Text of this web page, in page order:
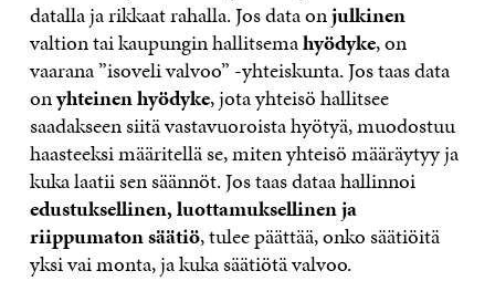
datalla ja rikkaat rahalla. Jos data onjulkinen
valtion tai kaupungin hallitsemahyödyke, on
vaarana ”isoveli valvoo” -yhteiskunta. Jos taas data
onyhteinen hyödyke, jota yhteisö hallitsee
saadakseen siitä vastavuoroista hyötyä, muodostuu
haasteeksi määritellä se, miten yhteisö määräytyy ja
kuka laatii sen säännöt. Jos taas dataa hallinnoi
edustuksellinen, luottamuksellinen ja
riippumaton säätiö, tulee päättää, onko säätiöitä
yksi vai monta, ja kuka säätiötä valvoo.